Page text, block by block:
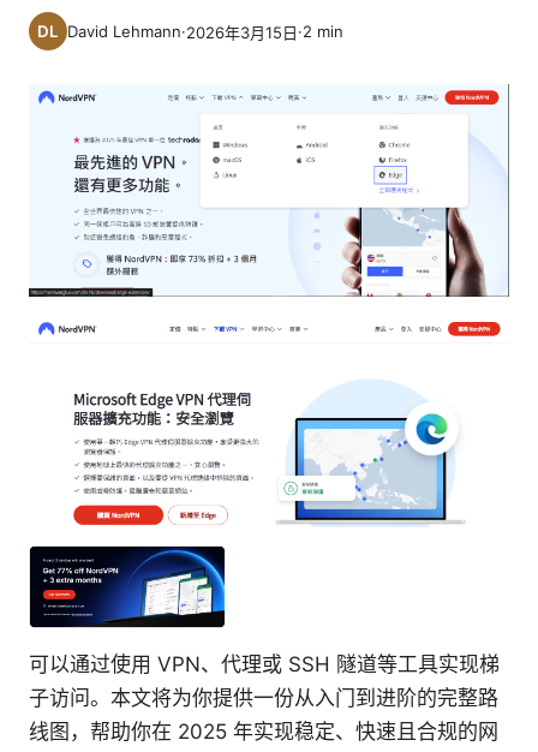
David Lehmann·2026年3月15日·2 min
可以通过使用 VPN、代理或 SSH 隧道等工具实现梯
子访问。本文将为你提供一份从入门到进阶的完整路
线图，帮助你在 2025 年实现稳定、快速且合规的网